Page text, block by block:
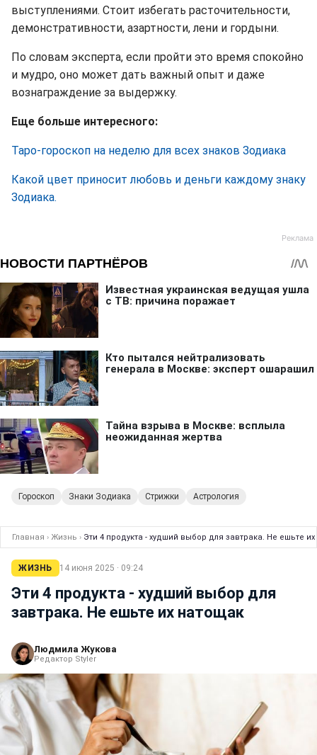
выступлениями. Стоит избегать расточительности,
демонстративности, азартности, лени и гордыни.
По словам эксперта, если пройти это время спокойно
и мудро, оно может дать важный опыт и даже
вознаграждение за выдержку.
Еще больше интересного:
Таро-гороскоп на неделю для всех знаков Зодиака
Какой цвет приносит любовь и деньги каждому знаку
Зодиака.
Гороскоп Знаки Зодиака Стрижки Астрология
Главная › Жизнь › Эти 4 продукта - худший выбор для завтрака. Не ешьте
ЖИЗНЬ 14 июня 2025 · 09:24
Эти 4 продукта - худший выбор для
завтрака. Не ешьте их натощак
Людмила Жукова
Редактор Styler